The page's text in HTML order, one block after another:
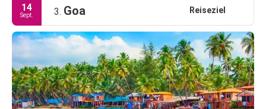
14
Sept. 3. Goa Reiseziel